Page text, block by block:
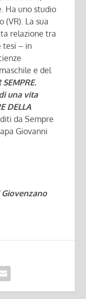
Ha uno studio
(VR). La sua
relazione tra
tesi – in
e del
SEMPRE.
una vita
DELLA
da Sempre
Giovanni
Giovenzano